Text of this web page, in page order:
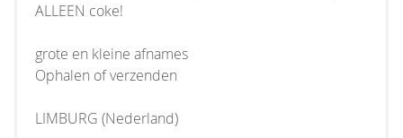
ALLEEN coke!
grote en kleine afnames
Ophalen of verzenden
LIMBURG (Nederland)